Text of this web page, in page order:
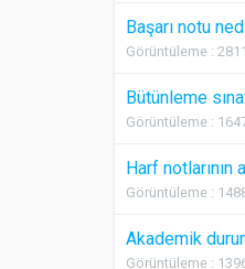
Başarı notu
Görüntüleme :
Bütünleme
Görüntüleme :
Harf notlarının
Görüntüleme :
Akademik
Görüntüleme :